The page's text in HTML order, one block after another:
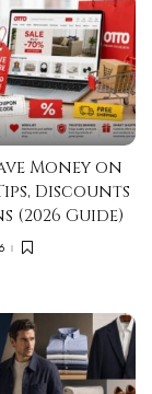
Money on
Discounts
(2026 Guide)